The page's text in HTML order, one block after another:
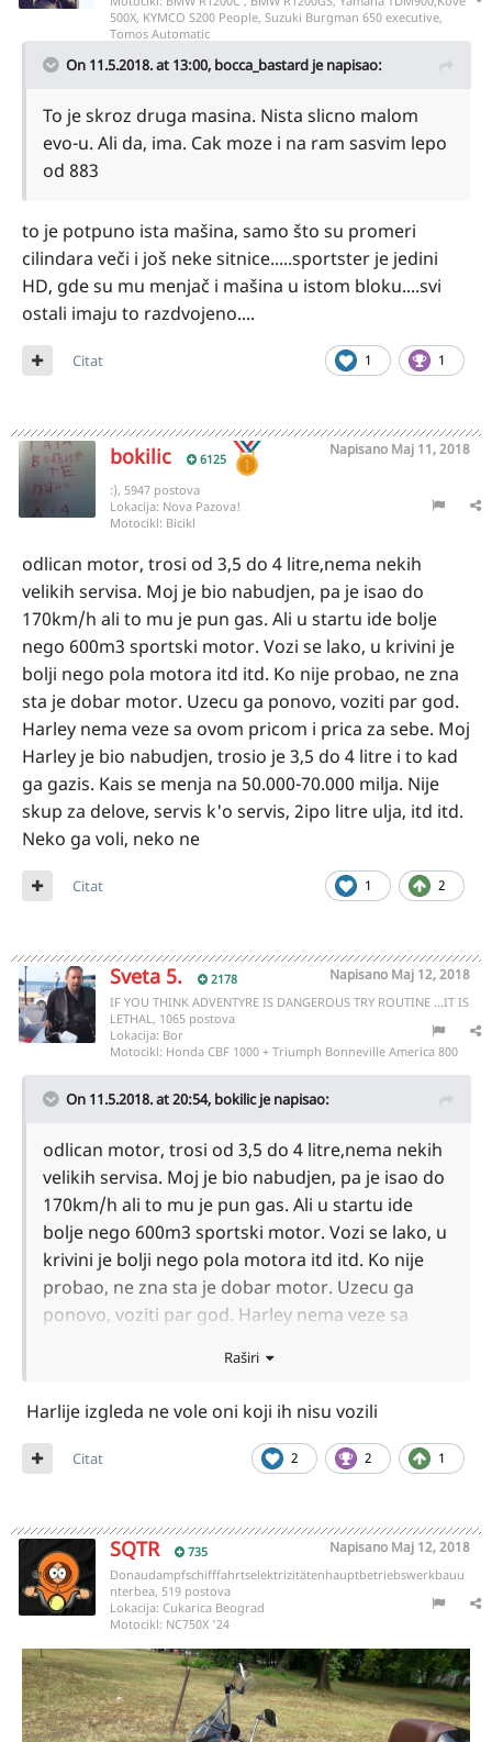
500X, KYMCO S200 People, Suzuki Burgman 650 executive,
Tomos Automatic
On 11.5.2018. at 13:00, bocca_bastard je napisao:
To je skroz druga masina. Nista slicno malom
evo-u. Ali da, ima. Cak moze i na ram sasvim lepo
od 883
to je potpuno ista mašina, samo što su promeri
cilindara veči i još neke sitnice.....sportster je jedini
HD, gde su mu menjač i mašina u istom bloku....svi
ostali imaju to razdvojeno....
1 1
Citat
bokilic 6125
Napisano Maj 11, 2018
:), 5947 postova
Lokacija: Nova Pazova!
Motocikl: Bicikl
odlican motor, trosi od 3,5 do 4 litre,nema nekih
velikih servisa. Moj je bio nabudjen, pa je isao do
170km/h ali to mu je pun gas. Ali u startu ide bolje
nego 600m3 sportski motor. Vozi se lako, u krivini je
bolji nego pola motora itd itd. Ko nije probao, ne zna
sta je dobar motor. Uzecu ga ponovo, voziti par god.
Harley nema veze sa ovom pricom i prica za sebe. Moj
Harley je bio nabudjen, trosio je 3,5 do 4 litre i to kad
ga gazis. Kais se menja na 50.000-70.000 milja. Nije
skup za delove, servis k'o servis, 2ipo litre ulja, itd itd.
Neko ga voli, neko ne
1 2
Citat
Sveta 5. 2178 Napisano Maj 12, 2018
IF YOU THINK ADVENTYRE IS DANGEROUS TRY ROUTINE ...IT IS
LETHAL, 1065 postova
Lokacija: Bor
Motocikl: Honda CBF 1000 + Triumph Bonneville America 800
On 11.5.2018. at 20:54, bokilicje napisao:
odlican motor, trosi od 3,5 do 4 litre,nema nekih
velikih servisa. Moj je bio nabudjen, pa je isao do
170km/h ali to mu je pun gas. Ali u startu ide
bolje nego 600m3 sportski motor. Vozi se lako, u
krivini je bolji nego pola motora itd itd. Ko nije
probao, ne zna sta je dobar motor. Uzecu ga
ponovo, voziti par god. Harley nema veze sa
nabudjen, trosio je 3,5 do 4 litre i to kad ga gazis.
delove, servis k'o servis, 2ipo litre ulja, itd itd.
Neko ga voli, neko ne
Raširi
Harlije izgleda ne vole oni koji ih nisu vozili
2 2 1
Citat
SQTR 735 Napisano Maj 12, 2018
Donaudampfschifffahrtselektrizitätenhauptbetriebswerkbauu
nterbea, 519 postova
Lokacija: Cukarica Beograd
Motocikl: NC750X '24